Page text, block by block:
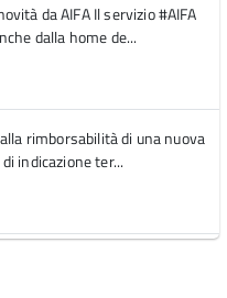
da AIFA Il servizio #AIFA
dalla home de...
rimborsabilità di una nuova
indicazione ter...